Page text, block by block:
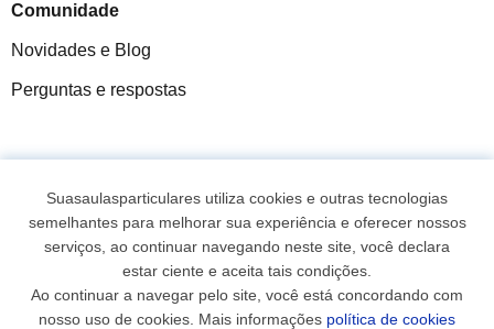
Comunidade
Novidades e Blog
Perguntas e respostas
Fantástica★★★★★ 9,5/10
opiniões de alunos
© 2007 - 2026 Suas aulas particulares
Suasaulasparticulares utiliza cookies e outras tecnologias
semelhantes para melhorar sua experiência e oferecer nossos
serviços, ao continuar navegando neste site, você declara
estar ciente e aceita tais condições.
Ao continuar a navegar pelo site, você está concordando com
nosso uso de cookies. Mais informações política de cookies